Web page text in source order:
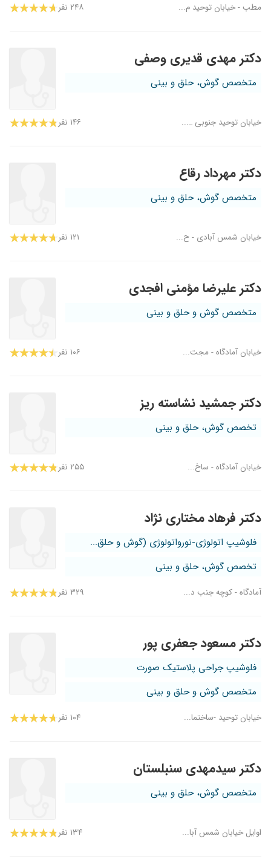
مطب - خیابان توحید م... ۲۴۸ نفر
دکتر مهدی قدیری وصفی
متخصص گوش، حلق و بینی
خیابان توحید جنوبی _... ۱۴۶ نفر
دکتر مهرداد رقاع
متخصص گوش، حلق و بینی
خیابان شمس آبادی - ح... ۱۲۱ نفر
دکتر علیرضا مؤمنی افجدی
متخصص گوش و حلق و بینی
خیابان آمادگاه - مجت... ۱۰۶ نفر
دکتر جمشید نشاسته ریز
تخصص گوش، حلق و بینی
خیابان آمادگاه - ساخ... ۲۵۵ نفر
دکتر فرهاد مختاری نژاد
فلوشیپ اتولوژی-نورواتولوژی (گوش و حلق...
تخصص گوش، حلق و بینی
آمادگاه - کوچه جنب د... ۳۲۹ نفر
دکتر مسعود جعفری پور
فلوشیپ جراحی پلاستیک صورت
متخصص گوش و حلق و بینی
خیابان توحید -ساختما... ۱۰۴ نفر
دکتر سیدمهدی سنبلستان
متخصص گوش، حلق و بینی
اوایل خیابان شمس آبا... ۱۳۴ نفر